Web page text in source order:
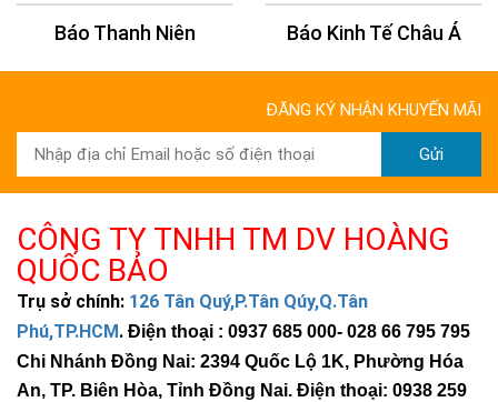
Báo Thanh Niên Báo Kinh Tế Châu Á
ĐĂNG KÝ NHẬN KHUYẾN MÃI
Gửi
CÔNG TY TNHH TM DV HOÀNG
QUỐC BẢO
Trụ sở chính: 126 Tân Quý,P.Tân Qúy,Q.Tân
Phú,TP.HCM . Điện thoại : 0937 685 000- 028 66 795 795
Chi Nhánh Đồng Nai: 2394 Quốc Lộ 1K, Phường Hóa
An, TP. Biên Hòa, Tỉnh Đồng Nai. Điện thoại: 0938 259